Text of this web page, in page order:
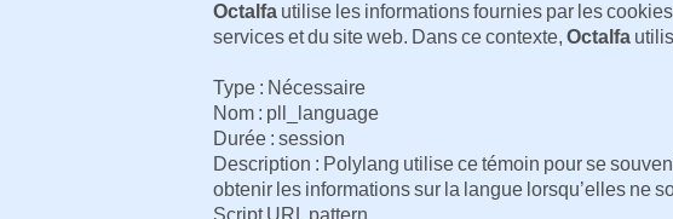
Octalfa utilise les informations fournies par les
services et du site web. Dans ce contexte, Octalfa
Type : Nécessaire
Nom : pll_language
Durée : session
Description : Polylang utilise ce témoin pour se
obtenir les informations sur la langue lorsqu’elles ne